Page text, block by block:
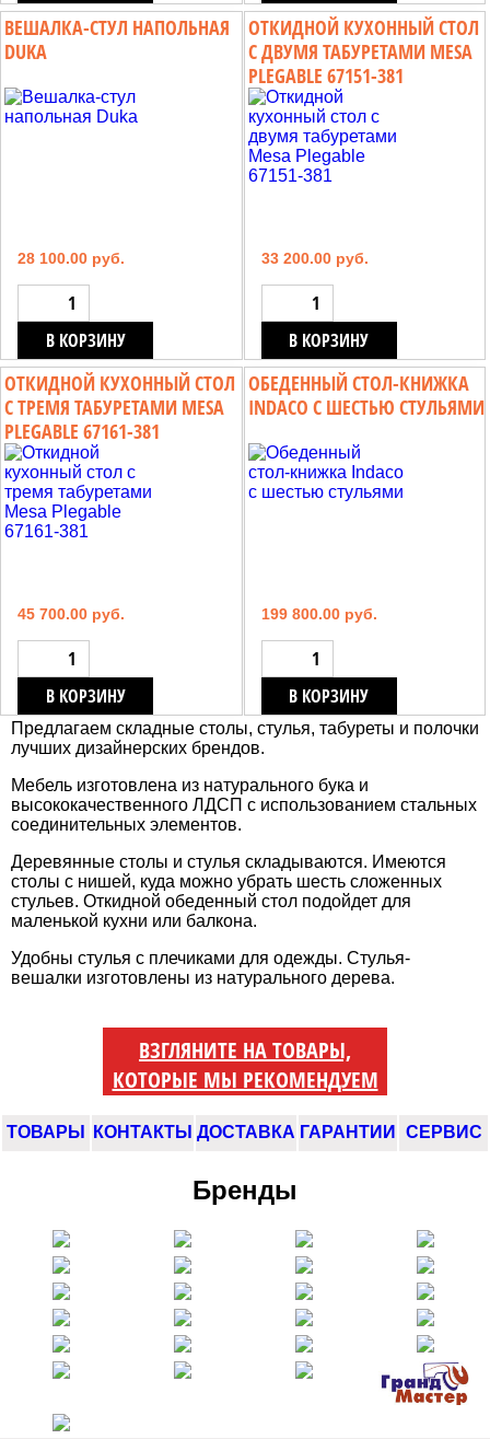
ВЕШАЛКА-СТУЛ НАПОЛЬНАЯ
DUKA
28 100.00 руб.
В КОРЗИНУ
ОТКИДНОЙ КУХОННЫЙ СТОЛ
С ДВУМЯ ТАБУРЕТАМИ MESA
PLEGABLE 67151-381
33 200.00 руб.
В КОРЗИНУ
ОТКИДНОЙ КУХОННЫЙ СТОЛ
С ТРЕМЯ ТАБУРЕТАМИ MESA
PLEGABLE 67161-381
45 700.00 руб.
В КОРЗИНУ
ОБЕДЕННЫЙ СТОЛ-КНИЖКА
INDACO С ШЕСТЬЮ СТУЛЬЯМИ
199 800.00 руб.
В КОРЗИНУ
Предлагаем складные столы, стулья, табуреты и полочки
лучших дизайнерских брендов.
Мебель изготовлена из натурального бука и
высококачественного ЛДСП с использованием стальных
соединительных элементов.
Деревянные столы и стулья складываются. Имеются
столы с нишей, куда можно убрать шесть сложенных
стульев. Откидной обеденный стол подойдет для
маленькой кухни или балкона.
Удобны стулья с плечиками для одежды. Стулья-
вешалки изготовлены из натурального дерева.
ВЗГЛЯНИТЕ НА ТОВАРЫ,
КОТОРЫЕ МЫ РЕКОМЕНДУЕМ
ТОВАРЫ КОНТАКТЫ ДОСТАВКА ГАРАНТИИ СЕРВИС
Бренды